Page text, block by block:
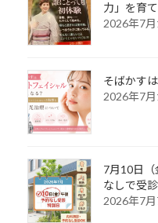
力」を育
2026年7
そばかす
2026年7
7月10日
なしで受
2026年7月